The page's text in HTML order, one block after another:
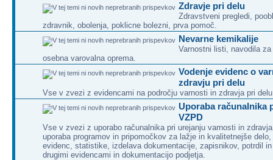
Zdravje pri delu
Zdravstveni pregledi,
zdravnik, obolenja, poklicne bolezni, prva pomoč.
Nevarne kemikalije
Varnostni listi, navodila za
osebna varovalna oprema.
Vodenje evidenc o
zdravju pri delu
Vse v zvezi z evidencami na področju varnosti in zdravja pri delu
Uporaba računalnika
VZPD
Vse v zvezi z uporabo računalnika pri urejanju varnosti in
uporaba programov in pripomočkov za lažje in kvalitetnejše delo,
evidenc, statistike, izdelava dokumentacije, zapisnikov, potrdil
drugimi evidencami in dokumentacijo podjetja.